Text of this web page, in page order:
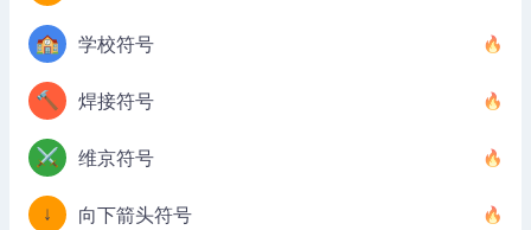
🏫 学校符号
🔨 焊接符号
⚔️ 维京符号
↓ 向下箭头符号